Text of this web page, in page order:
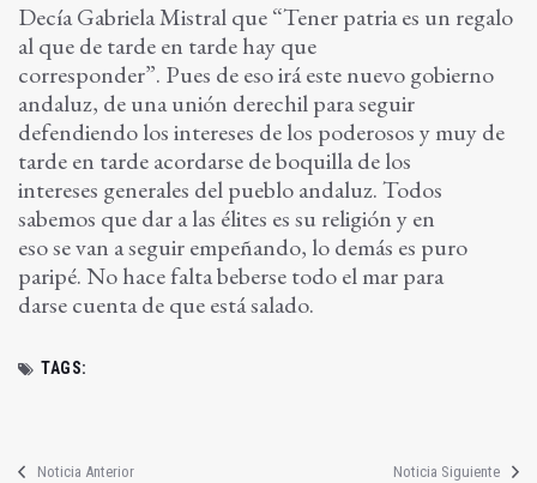
Decía Gabriela Mistral que “Tener patria es un regalo
al que de tarde en tarde hay que
corresponder”. Pues de eso irá este nuevo gobierno
andaluz, de una unión derechil para seguir
defendiendo los intereses de los poderosos y muy de
tarde en tarde acordarse de boquilla de los
intereses generales del pueblo andaluz. Todos
sabemos que dar a las élites es su religión y en
eso se van a seguir empeñando, lo demás es puro
paripé. No hace falta beberse todo el mar para
darse cuenta de que está salado.
TAGS:
Noticia Anterior Noticia Siguiente